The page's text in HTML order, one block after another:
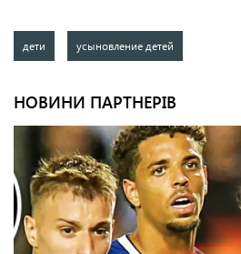
дети усыновление детей